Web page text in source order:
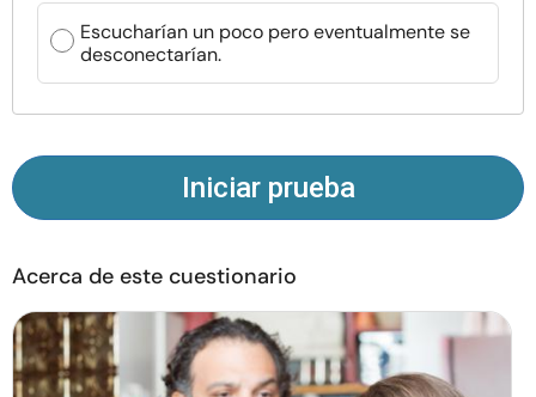
Encuentra un terapeuta
Contáctanos Escríbenos
nosotros
Escucharían un poco pero eventualmente se
desconectarían.
Iniciar prueba
Acerca de este cuestionario